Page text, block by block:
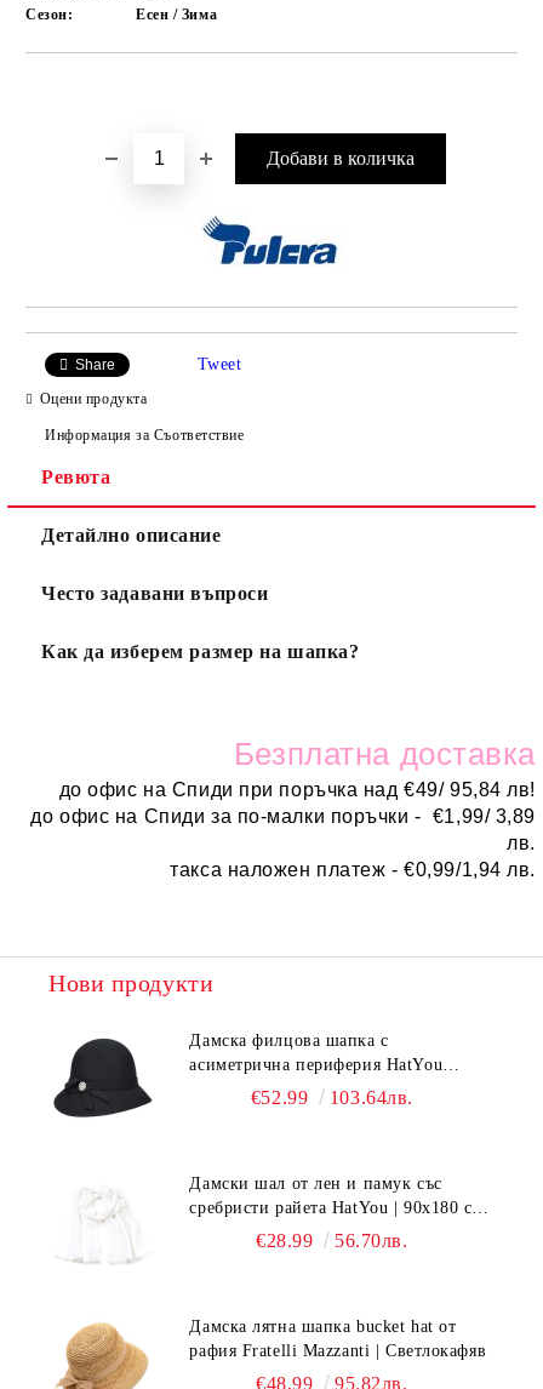
Сезон:
Есен / Зима
Share Tweet
Оцени продукта
Информация за Съответствие
Ревюта
Детайлно описание
Често задавани въпроси
Как да изберем размер на шапка?
Безплатна доставка
до офис на Спиди при поръчка над€49/ 95,84 лв!
до офис на Спиди за по-малки поръчки - €1,99/ 3,89
лв.
такса наложен платеж -€0,99/1,94 лв.
Нови продукти
Дамска филцова шапка с
асиметрична периферия HatYou
CF0376 | Черен
€52.99 103.64лв.
Дамски шал от лен и памук със
сребристи райета HatYou | 90x180 см |
€28.99 56.70лв.
Дамска лятна шапка bucket hat от
рафия Fratelli Mazzanti | Светлокафяв
€48.99 95.82лв.